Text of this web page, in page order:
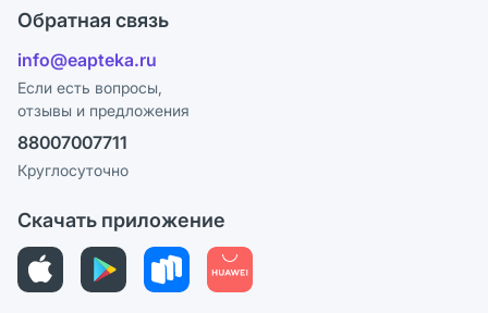
Ответы на вопросы
Блог
Поставщики
Лицензия
Реклама на сайте
Ваши товары на ЕАПТЕКЕ
Программа СберСпасибо
Политика конфиденциальности
Пользовательское соглашение
Политика рекомендаций
Этика и соответствие
Политика в отношении обработки персональных данных
Обратная связь
info@eapteka.ru
Если есть вопросы,
отзывы и предложения
88007007711
Круглосуточно
Скачать приложение